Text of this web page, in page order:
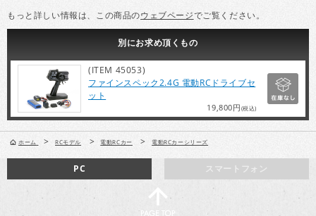
もっと詳しい情報は、この商品のウェブページでご覧ください。
別にお求め頂くもの
(ITEM 45053)
ファインスペック2.4G 電動RCドライブセ
ット
19,800円(税込)
ホーム > RCモデル > 電動RCカー > 電動RCカーシリーズ
スマートフォン
PC